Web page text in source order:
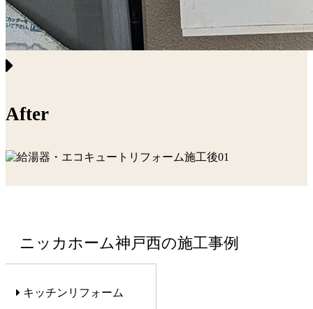
After
ニッカホーム神戸西の施工事例
キッチンリフォーム